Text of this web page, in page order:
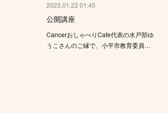
2023.01.22 01:45
公開講座
CancerおしゃべりCafe代表の水戸部ゆ
うこさんのご縁で、小平市教育委員…